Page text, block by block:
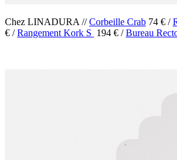
Chez LINADURA //Corbeille Crab 74 € /
€ /Rangement Kork S 194 € /Bureau